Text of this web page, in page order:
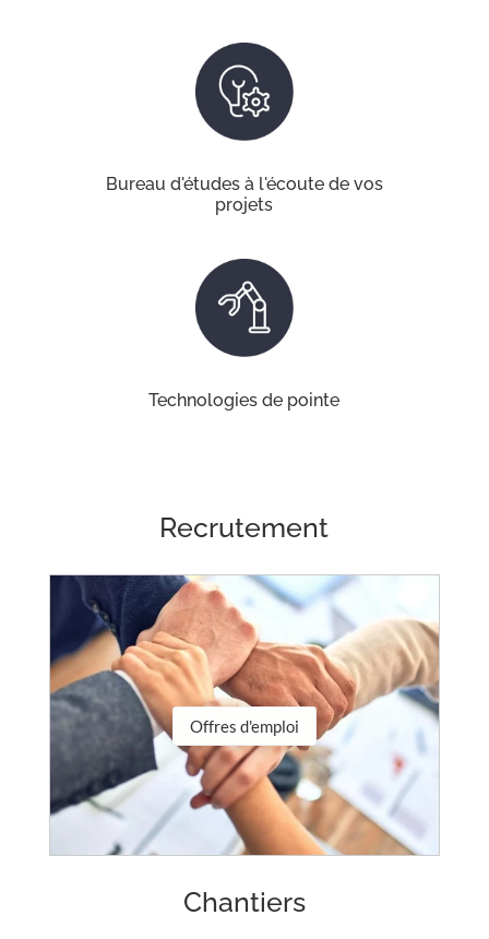
Bureau d'études à l'écoute de vos
projets
Technologies de pointe
Recrutement
Offres d'emploi
Chantiers